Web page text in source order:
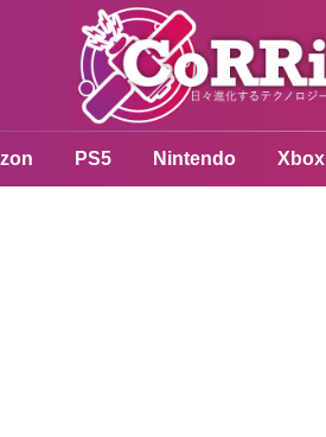
PS5 Nintendo Xbox